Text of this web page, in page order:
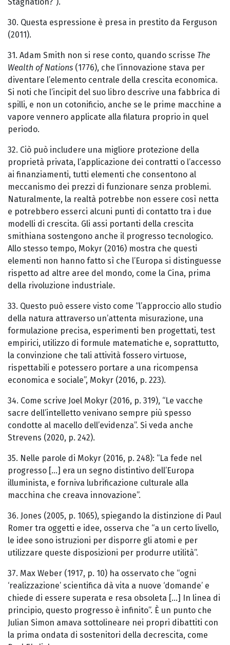
30. Questa espressione è presa in prestito da Ferguson
(2011).
31. Adam Smith non si rese conto, quando scrisse The
Wealth of Nations (1776), che l’innovazione stava per
diventare l’elemento centrale della crescita economica.
Si noti che l’incipit del suo libro descrive una fabbrica di
spilli, e non un cotonificio, anche se le prime macchine a
vapore vennero applicate alla filatura proprio in quel
periodo.
32. Ciò può includere una migliore protezione della
proprietà privata, l’applicazione dei contratti o l’accesso
ai finanziamenti, tutti elementi che consentono al
meccanismo dei prezzi di funzionare senza problemi.
Naturalmente, la realtà potrebbe non essere così netta
e potrebbero esserci alcuni punti di contatto tra i due
modelli di crescita. Gli assi portanti della crescita
smithiana sostengono anche il progresso tecnologico.
Allo stesso tempo, Mokyr (2016) mostra che questi
elementi non hanno fatto sì che l’Europa si distinguesse
rispetto ad altre aree del mondo, come la Cina, prima
della rivoluzione industriale.
33. Questo può essere visto come “l’approccio allo studio
della natura attraverso un’attenta misurazione, una
formulazione precisa, esperimenti ben progettati, test
empirici, utilizzo di formule matematiche e, soprattutto,
la convinzione che tali attività fossero virtuose,
rispettabili e potessero portare a una ricompensa
economica e sociale”, Mokyr (2016, p. 223).
34. Come scrive Joel Mokyr (2016, p. 319), “Le vacche
sacre dell’intelletto venivano sempre più spesso
condotte al macello dell’evidenza”. Si veda anche
Strevens (2020, p. 242).
35. Nelle parole di Mokyr (2016, p. 248): “La fede nel
progresso [...] era un segno distintivo dell’Europa
illuminista, e forniva lubrificazione culturale alla
macchina che creava innovazione”.
36. Jones (2005, p. 1065), spiegando la distinzione di Paul
Romer tra oggetti e idee, osserva che “a un certo livello,
le idee sono istruzioni per disporre gli atomi e per
utilizzare queste disposizioni per produrre utilità”.
37. Max Weber (1917, p. 10) ha osservato che “ogni
‘realizzazione’ scientifica dà vita a nuove ‘domande’ e
chiede di essere superata e resa obsoleta [...] In linea di
principio, questo progresso è infinito”. È un punto che
Julian Simon amava sottolineare nei propri dibattiti con
la prima ondata di sostenitori della decrescita, come